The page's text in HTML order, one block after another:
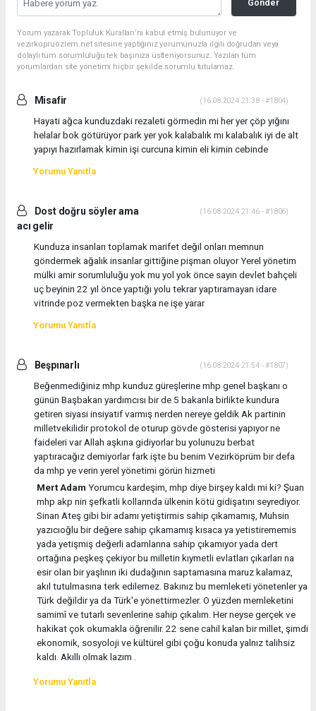
Gönder
Yorum yazarak Topluluk Kuralları’nı kabul etmiş bulunuyor ve
vezirkopruozlem.net sitesine yaptığınız yorumunuzla ilgili doğrudan veya
dolaylı tüm sorumluluğu tek başınıza üstleniyorsunuz. Yazılan tüm
yorumlardan site yönetimi hiçbir şekilde sorumlu tutulamaz.
Misafir (16.08.2024 21:38 - #1804)
Hayati ağca kunduzdaki rezaleti görmedin mi her yer çöp yığını
helalar bok götürüyor park yer yok kalabalık mı kalabalık iyi de alt
yapıyı hazırlamak kimin işi curcuna kimin eli kimin cebinde
Yorumu Yanıtla
Dost doğru söyler ama
acı gelir
(16.08.2024 21:46 - #1806)
Kunduza insanları toplamak marifet değil onları memnun
göndermek ağalık insanlar gittiğine pişman oluyor Yerel yönetim
mülki amir sorumluluğu yok mu yol yok önce sayın devlet bahçeli
uç beyinin 22 yıl önce yaptığı yolu tekrar yaptıramayan idare
vitrinde poz vermekten başka ne işe yarar
Yorumu Yanıtla
Beşpınarlı (16.08.2024 21:54 - #1807)
Beğenmediğiniz mhp kunduz güreşlerine mhp genel başkanı o
günün Başbakan yardımcısı bir de 5 bakanla birlikte kundura
getiren siyasi insiyatif varmış nerden nereye geldik Ak partinin
milletvekilidir protokol de oturup gövde gösterisi yapıyor ne
faideleri var Allah aşkına gidiyorlar bu yolunuzu berbat
yaptıracağız demiyorlar fark işte bu benim Vezirköprüm bir defa
da mhp ye verin yerel yönetimi görün hizmeti
Mert Adam Yorumcu kardeşim, mhp diye birşey kaldı mi ki? Şuan
mhp akp nin şefkatli kollarında ülkenin kötü gidişatını seyrediyor.
Sinan Ateş gibi bir adamı yetiştirmis sahip çıkamamış, Muhsin
yazıcıoğlu bir değere sahip çıkamamış kısaca ya yetistirememis
yada yetişmiş değerli adamlarına sahip çıkamıyor yada dert
ortağına peşkeş çekiyor bu milletin kıymetli evlatları çıkarları na
esir olan bir yaşlının iki dudağının saptamasına maruz kalamaz,
akıl tutulmasına terk edilemez. Bakınız bu memleketi yönetenler ya
Türk değildir ya da Türk'e yönettirmezler. O yüzden memleketini
samimî ve tutarlı sevenlerine sahip çıkalım. Her neyse gerçek ve
hakikat çok okumakla öğrenilir. 22 sene cahil kalan bir millet, şimdi
ekonomik, sosyoloji ve kültürel gibi çoğu konuda yalnız talihsiz
kaldı. Akıllı olmak lazım .
Yorumu Yanıtla